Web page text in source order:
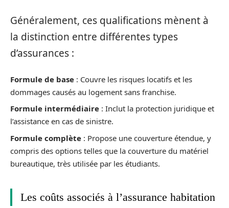
Généralement, ces qualifications mènent à
la distinction entre différentes types
d’assurances :
Formule de base : Couvre les risques locatifs et les
dommages causés au logement sans franchise.
Formule intermédiaire : Inclut la protection juridique et
l’assistance en cas de sinistre.
Formule complète : Propose une couverture étendue, y
compris des options telles que la couverture du matériel
bureautique, très utilisée par les étudiants.
Les coûts associés à l’assurance habitation